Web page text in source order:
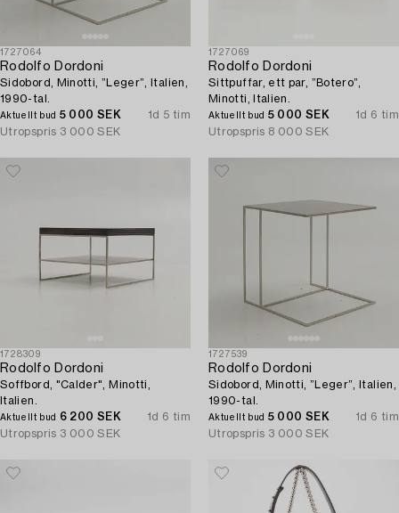
1727064
Rodolfo Dordoni
Sidobord, Minotti, ”Leger”, Italien,
1990-tal.
Aktuellt bud 5 000 SEK
1d 5 tim
Utropspris 3 000 SEK
1727069
Rodolfo Dordoni
Sittpuffar, ett par, ”Botero”,
Minotti, Italien.
Aktuellt bud 5 000 SEK
1d 6 tim
Utropspris 8 000 SEK
1728309
Rodolfo Dordoni
Soffbord, "Calder", Minotti,
Italien.
Aktuellt bud 6 200 SEK
1d 6 tim
Utropspris 3 000 SEK
1727539
Rodolfo Dordoni
Sidobord, Minotti, ”Leger”, Italien,
1990-tal.
Aktuellt bud 5 000 SEK
1d 6 tim
Utropspris 3 000 SEK